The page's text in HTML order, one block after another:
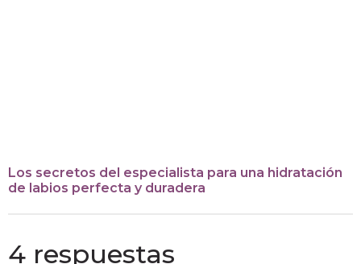
Los secretos del especialista para una hidratación
de labios perfecta y duradera
4 respuestas